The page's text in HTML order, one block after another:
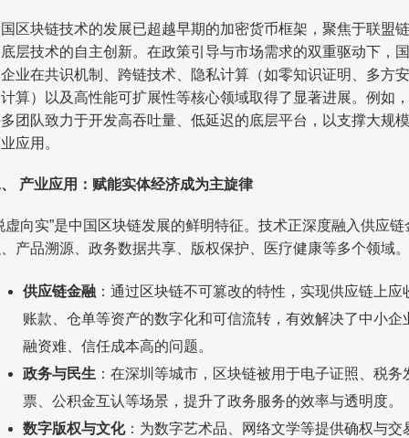
区块链技术的发展已超越早期的加密货币框架，聚焦于联盟链
层技术的自主创新。在政策引导与市场需求的双重驱动下，国
业在共识机制、跨链技术、隐私计算（如零知识证明、多方安
算）以及高性能可扩展性等核心领域取得了显著进展。例如，
团队致力于开发高吞吐量、低延迟的底层平台，以支撑大规模
应用。
产业应用：赋能实体经济成为主旋律
虚向实”是中国区块链发展的鲜明特征。技术正深度融入供应链
产品溯源、政务数据共享、版权保护、医疗健康等多个领域。
供应链金融 ：通过区块链不可篡改的特性，实现供应链上应
账款、仓单等资产的数字化和可信流转，有效解决了中小企
融资难、信任成本高的问题。
政务与民生 ：在深圳等城市，区块链被用于电子证照、税务
票、公积金互认等场景，提升了政务服务的效率与透明度。
数字版权与文化：为数字艺术品、网络文学等提供确权与交